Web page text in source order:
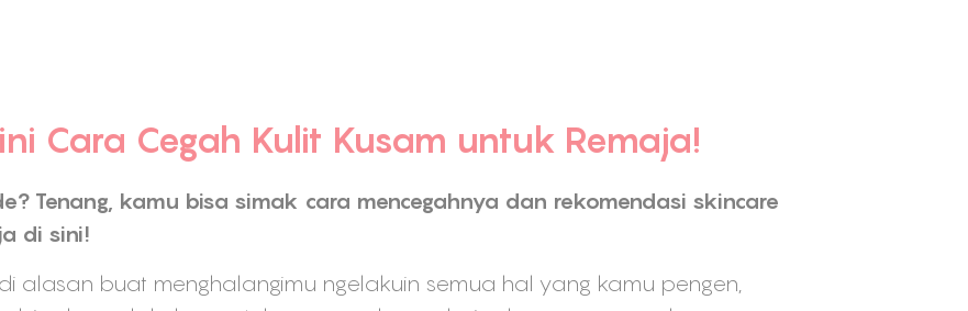
Cara Cegah Kulit Kusam untuk Remaja!
Tenang, kamu bisa simak cara mencegahnya dan rekomendasi skincare
di sini!
alasan buat menghalangimu ngelakuin semua hal yang kamu pengen,